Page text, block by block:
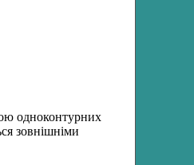
одноконтурних
зовнішніми